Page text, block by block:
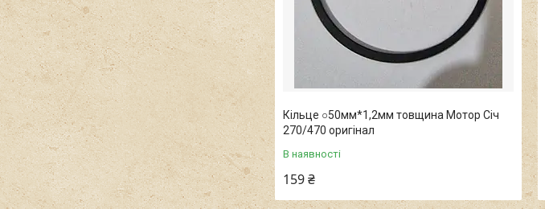
Кільце ○50мм*1,2мм товщина Мотор Січ
270/470 оригінал
В наявності
159 ₴